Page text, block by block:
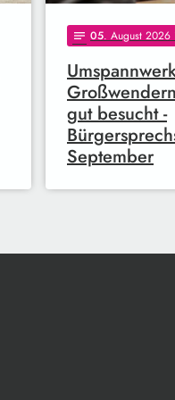
notes 05. August 2026
gut besucht -
September